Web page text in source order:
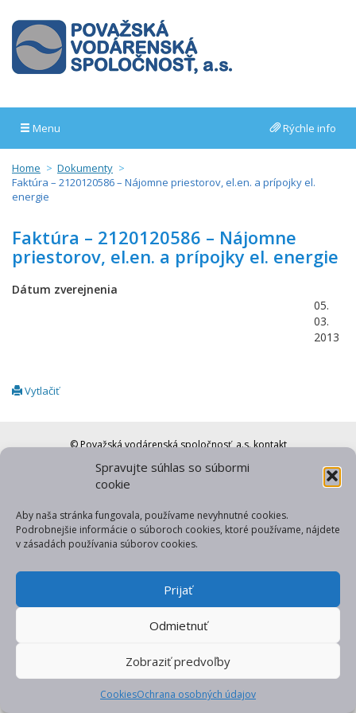
Spravujte súhlas so súbormi
cookie
Aby naša stránka fungovala, používame nevyhnutné cookies.
Podrobnejšie informácie o súboroch cookies, ktoré používame, nájdete
v zásadách používania súborov cookies.
Prijať
Odmietnuť
Zobraziť predvoľby
CookiesOchrana osobných údajov
Menu Rýchle info
Home
Dokumenty
Faktúra – 2120120586 – Nájomne priestorov, el.en. a prípojky el.
energie
Faktúra – 2120120586 – Nájomne
priestorov, el.en. a prípojky el. energie
Dátum zverejnenia
05.
03.
2013
Vytlačiť
© Považská vodárenská spoločnosť, a.s.kontakt
web od gfxpulse